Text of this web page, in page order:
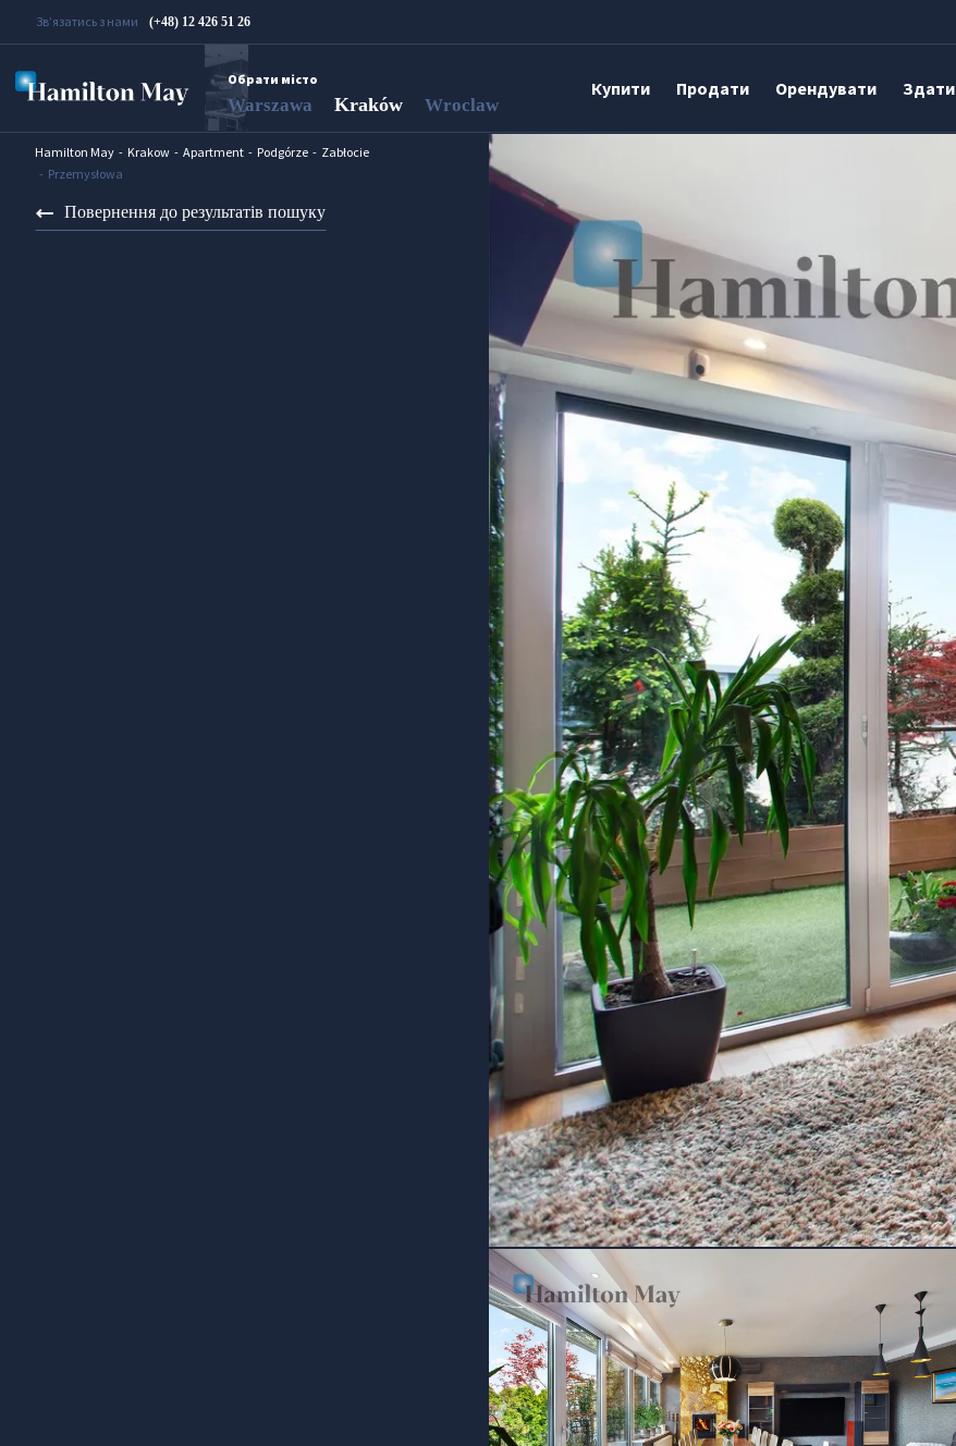
Зв’язатись з нами (+48) 12 426 51 26
Обрати місто
Warszawa Kraków Wroclaw
Купити Продати Орендувати Здати
Hamilton May Krakow Apartment Podgórze
Zabłocie
Przemysłowa
Повернення до результатів пошуку